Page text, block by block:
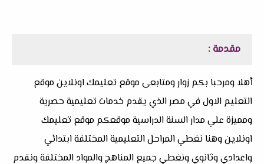
مقدمة :
أهلا ومرحبا بكم زوار ومتابعى موقع تعليمك اونلاين موقع
التعليم الاول في مصر الذي يقدم خدمات تعليمية حصرية
ومميزة علي مدار السنة الدراسية موقعكم موقع تعليمك
اونلاين وهنا نغطي المراحل التعليمية المختلفة ابتدائي
واعدادي وثانوي ونغطي جميع المناهج والمواد المختلفة ونقدم